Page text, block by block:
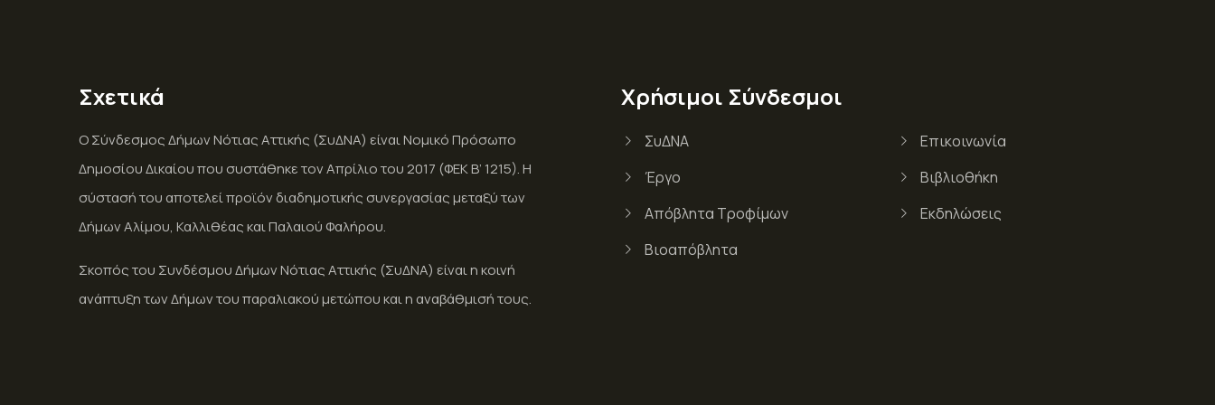
Σχετικά
Ο Σύνδεσμος Δήμων Νότιας Αττικής (ΣυΔΝΑ) είναι Νομικό Πρόσωπο
Δημοσίου Δικαίου που συστάθηκε τον Απρίλιο του 2017 (ΦΕΚ Β’ 1215). Η
σύστασή του αποτελεί προϊόν διαδημοτικής συνεργασίας μεταξύ των
Δήμων Αλίμου, Καλλιθέας και Παλαιού Φαλήρου.
Σκοπός του Συνδέσμου Δήμων Νότιας Αττικής (ΣυΔΝΑ) είναι η κοινή
ανάπτυξη των Δήμων του παραλιακού μετώπου και η αναβάθμισή τους.
Χρήσιμοι Σύνδεσμοι
ΣυΔΝΑ
Έργο
Απόβλητα Τροφίμων
Βιοαπόβλητα
Επικοινωνία
Βιβλιοθήκη
Εκδηλώσεις